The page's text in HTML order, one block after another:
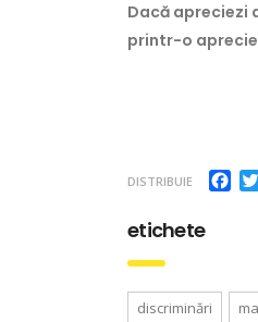
Dacă apreciezi
printr-o
DISTRIBUIE
etichete
discriminări